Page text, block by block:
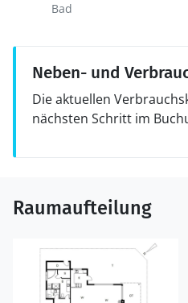
Bad
Neben- und
Die aktuellen
nächsten Schritt im
Raumaufteilung